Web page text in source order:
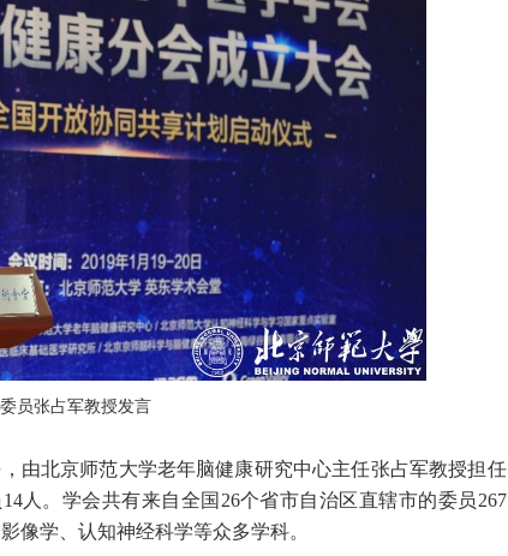
员张占军教授发言
由北京师范大学老年脑健康研究中心主任张占军教授担任
人。学会共有来自全国26个省市自治区直辖市的委员267
像学、认知神经科学等众多学科。